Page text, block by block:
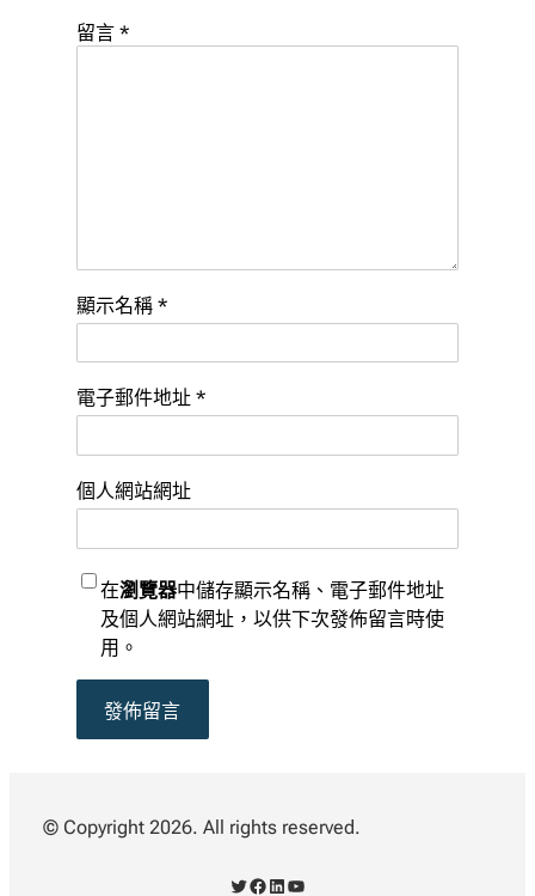
留言 *
顯示名稱 *
電子郵件地址 *
個人網站網址
在瀏覽器中儲存顯示名稱、電子郵件地址
及個人網站網址，以供下次發佈留言時使
用。
© Copyright 2026. All rights reserved.
X Facebook LinkedIn YouTube